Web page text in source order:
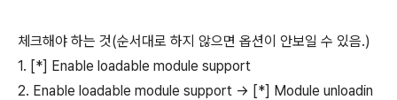
체크해야 하는 것(순서대로 하지 않으면 옵션이 안보일 수 있음.)
1. [*] Enable loadable module support
2. Enable loadable module support -> [*] Module unloadin